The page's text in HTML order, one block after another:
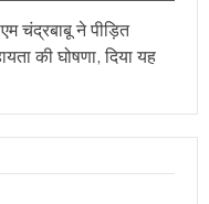
चंद्रबाबू ने पीड़ित
की घोषणा, दिया यह